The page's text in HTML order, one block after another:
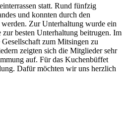
statt. Rund fünfzig
und konnten durch den
Zur Unterhaltung wurde ein
besten Unterhaltung beitrugen. Im
zum Mitsingen zu
zeigten sich die Mitglieder sehr
auf. Für das Kuchenbüffet
Dafür möchten wir uns herzlich